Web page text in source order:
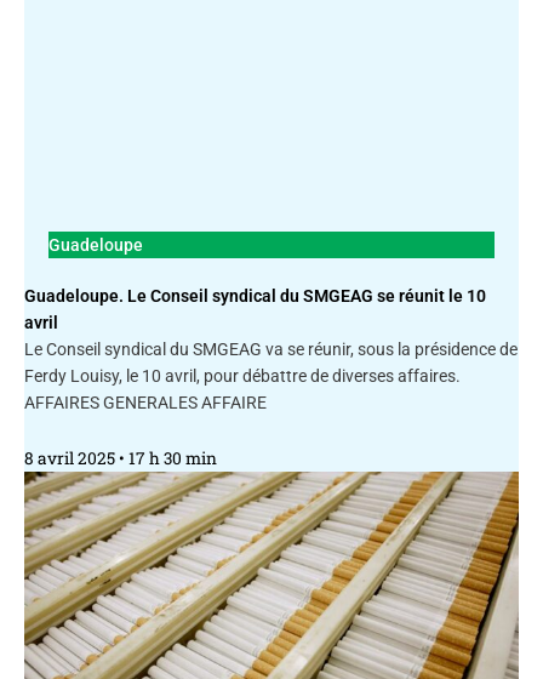
Guadeloupe
Guadeloupe. Le Conseil syndical du SMGEAG se réunit le 10
avril
Le Conseil syndical du SMGEAG va se réunir, sous la présidence de
Ferdy Louisy, le 10 avril, pour débattre de diverses affaires.
AFFAIRES GENERALES AFFAIRE
8 avril 2025 17 h 30 min